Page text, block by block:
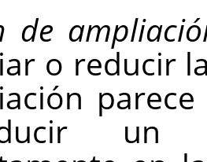
de
o reducir
un